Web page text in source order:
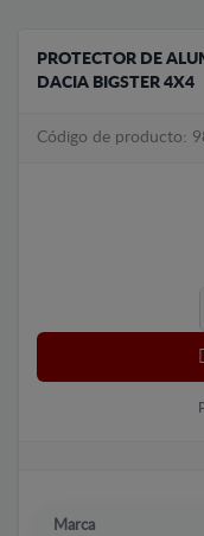
PROTECTOR DE
DACIA BIGSTER 4X4
Código de producto:
Marca